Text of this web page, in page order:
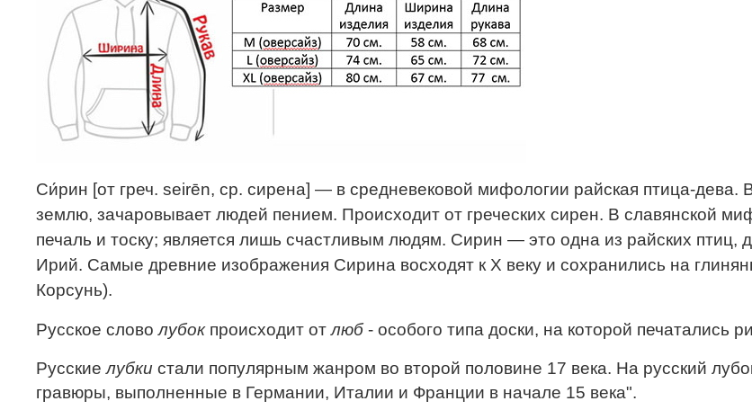
Си́рин [от греч. seirēn, ср. сирена] — в средневековой мифологии райская птица-дева.
землю, зачаровывает людей пением. Происходит от греческих сирен. В славянской
печаль и тоску; является лишь счастливым людям. Сирин — это одна из райских птиц,
Ирий. Самые древние изображения Сирина восходят к X веку и сохранились на
Корсунь).
Русское словолубокпроисходит отлюб- особого типа доски, на которой печатались
Русскиелубки стали популярным жанром во второй половине 17 века. На русский
гравюры, выполненные в Германии, Италии и Франции в начале 15 века".